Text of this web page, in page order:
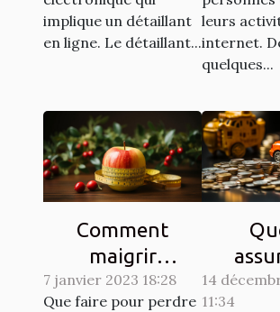
implique un détaillant
en ligne. Le détaillant...
leurs
internet.
quelques...
Comment
maigrir
naturellement ?
7 janvier 2023 18:28
Que faire pour perdre
choisir
14
11:34